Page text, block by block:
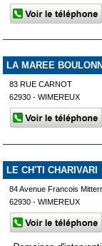
LA MAREE
83 RUE CARNOT
62930 - WIMEREUX
LE CH'TI CHARIVARI
84 Avenue Francois
62930 - WIMEREUX